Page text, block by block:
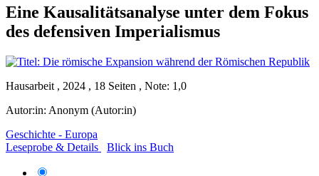
Eine Kausalitätsanalyse unter dem Fokus
des defensiven Imperialismus
Hausarbeit , 2024 , 18 Seiten , Note: 1,0
Autor:in: Anonym (Autor:in)
Geschichte - Europa
Leseprobe & Details
Blick ins Buch